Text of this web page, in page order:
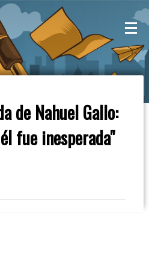
de Nahuel Gallo:
fue inesperada"